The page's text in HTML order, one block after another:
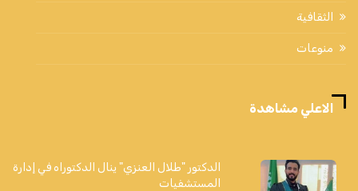
الثقافية
منوعات
الاعلي مشاهدة
الدكتور "طلال العنزي" ينال الدكتوراه في إدارة
المستشفيات